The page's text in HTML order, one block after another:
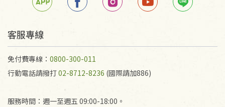
客服專線
免付費專線： 0800-300-011
行動電話請撥打02-8712-8236 (國際請加886)
服務時間：週一至週五 09:00-18:00。